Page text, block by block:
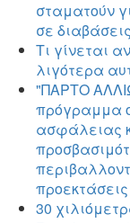
σταματούν
σε διαβάσεις
Τι γίνεται
λιγότερα
"ΠΑΡΤΟ
πρόγραμμα
ασφάλειας
προεκτάσεις
30